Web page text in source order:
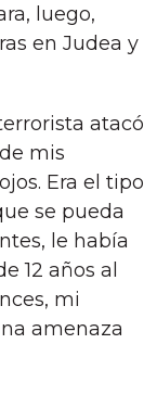
luego,
en Judea y
atacó
mis
Era el tipo
se pueda
le había
12 años al
mi
amenaza